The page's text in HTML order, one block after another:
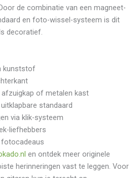
de combinatie van een magneet-
en foto-wissel-systeem is dit
decoratief.
kunststof
of metalen kast
standaard
via klik-systeem
liefhebbers
fotocadeaus
⁠ en ontdek meer originele
herinneringen vast te leggen. Voor